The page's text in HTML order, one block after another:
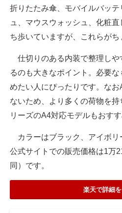
折りたたみ傘、モバイルバッ
ュ、マウスウォッシュ、化粧
ち歩いていますが、これらがち
仕切りのある内装で整理しや
るのも大きなポイント。必要
めたい人にぴったりです。な
ないため、より多くの荷物を
リーズのA4対応モデルもおすす
カラーはブラック、アイボリ
公式サイトでの販売価格は1万
同）です。
楽天で詳細